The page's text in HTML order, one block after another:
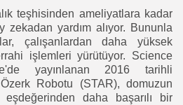
teşhisinden ameliyatlara kadar
zekadan yardım alıyor. Bununla
çalışanlardan daha yüksek
işlemleri yürütüyor. Science
yayınlanan 2016 tarihli
Robotu (STAR), domuzun
eşdeğerinden daha başarılı bir